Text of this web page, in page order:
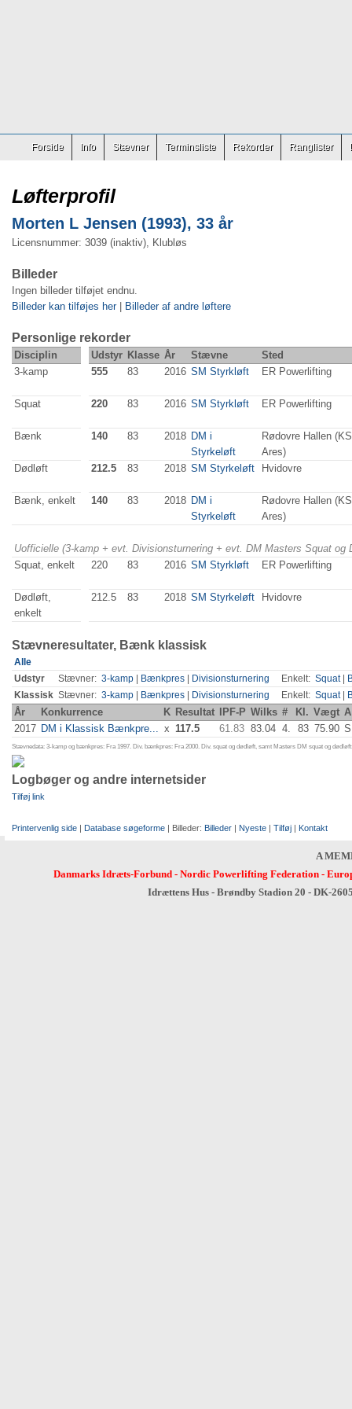
Forside Info Stævner Terminsliste Rekorder Ranglister
Løfterprofil
Morten L Jensen (1993), 33 år
Licensnummer: 3039 (inaktiv), Klubløs
Billeder
Ingen billeder tilføjet endnu.
Billeder kan tilføjes her| Billeder af andre løftere
Personlige rekorder
Disciplin Udstyr Klasse År Stævne
Sted
3-kamp
555 83 2016 SM Styrkløft ER Powerlifting
Squat 220 83 2016 SM Styrkløft ER Powerlifting
Bænk 140 83 2018 DM i
Styrkeløft
Rødovre Hallen
Ares)
Dødløft
212.5 83 2018 SM Styrkeløft Hvidovre
Bænk, enkelt 140 83 2018 DM i
Styrkeløft
Rødovre Hallen
Ares)
Uofficielle (3-kamp + evt. Divisionsturnering + evt. DM Masters Squat
Squat, enkelt
220 83 2016 SM Styrkløft ER Powerlifting
Dødløft,
enkelt
212.5 83 2018 SM Styrkeløft Hvidovre
Stævneresultater, Bænk klassisk
Alle
Udstyr
Stævner: 3-kamp Bænkpres Divisionsturnering Enkelt: Squat|
Klassisk Stævner: 3-kamp Bænkpres Divisionsturnering Enkelt: Squat|
År Konkurrence K Resultat IPF-P Wilks # Kl. Vægt A
2017 DM i Klassisk Bænkpre... x 117.5 61.83 83.04 4. 83 75.90 S
Stævnedata: 3-kamp og bænkpres: Fra 1997. Div. bænkpres: Fra 2000. Div. squat og dødløft, samt Masters DM squat og
Logbøger og andre internetsider
Tilføj link
Printervenlig side | Database søgeforme | Billeder: Billeder | Nyeste | Tilføj | Kontakt
A
Danmarks Idræts-Forbund- Nordic Powerlifting Federation-
Idrættens Hus - Brøndby Stadion 20 - DK-